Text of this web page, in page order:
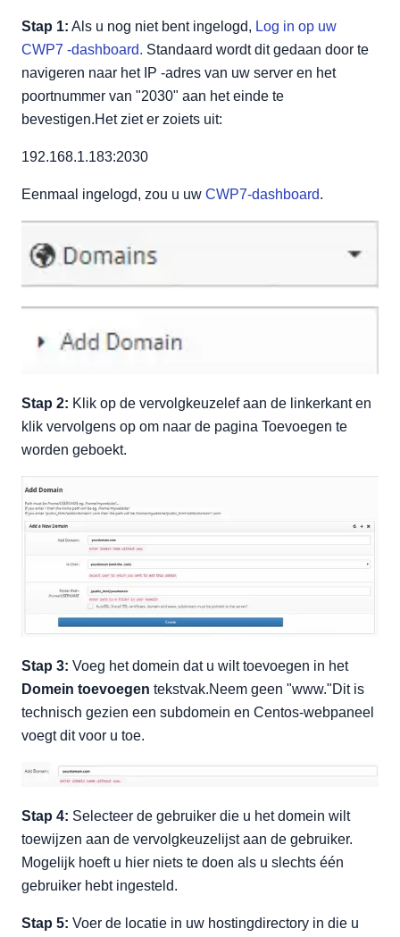
Stap 1: Als u nog niet bent ingelogd, Log in op uw
CWP7 -dashboard. Standaard wordt dit gedaan door te
navigeren naar het IP -adres van uw server en het
poortnummer van "2030" aan het einde te
bevestigen.Het ziet er zoiets uit:
192.168.1.183:2030
Eenmaal ingelogd, zou u uw CWP7-dashboard.
Stap 2: Klik op de vervolgkeuzelef aan de linkerkant en
klik vervolgens op om naar de pagina Toevoegen te
worden geboekt.
Stap 3: Voeg het domein dat u wilt toevoegen in het
Domein toevoegen tekstvak.Neem geen "www."Dit is
technisch gezien een subdomein en Centos-webpaneel
voegt dit voor u toe.
Stap 4: Selecteer de gebruiker die u het domein wilt
toewijzen aan de vervolgkeuzelijst aan de gebruiker.
Mogelijk hoeft u hier niets te doen als u slechts één
gebruiker hebt ingesteld.
Stap 5: Voer de locatie in uw hostingdirectory in die u